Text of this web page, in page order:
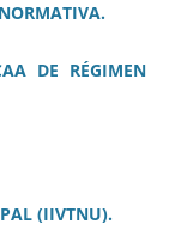
DE RÉGIMEN
(IIVTNU).